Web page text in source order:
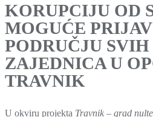
KORUPCIJU OD
MOGUĆE
PODRUČJU
ZAJEDNICA U
TRAVNIK
U okviru projekta Travnik – grad